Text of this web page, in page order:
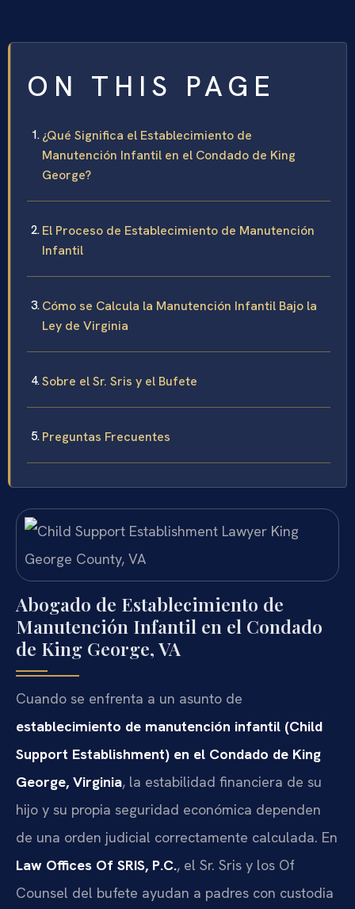
ON THIS PAGE
¿Qué Significa el Establecimiento de
Manutención Infantil en el Condado de King
George?
El Proceso de Establecimiento de Manutención
Infantil
Cómo se Calcula la Manutención Infantil Bajo la
Ley de Virginia
Sobre el Sr. Sris y el Bufete
Preguntas Frecuentes
Abogado de Establecimiento de
Manutención Infantil en el Condado
de King George, VA
Cuando se enfrenta a un asunto de
establecimiento de manutención infantil (Child
Support Establishment) en el Condado de King
George, Virginia, la estabilidad financiera de su
hijo y su propia seguridad económica dependen
de una orden judicial correctamente calculada. En
Law Offices Of SRIS, P.C., el Sr. Sris y los Of
Counsel del bufete ayudan a padres con custodia